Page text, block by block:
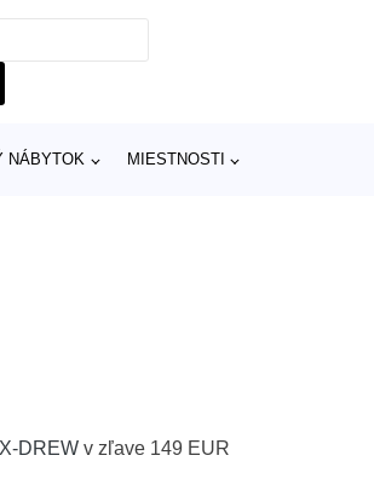
NÁBYTOK MIESTNOSTI
DREW v zľave 149 EUR